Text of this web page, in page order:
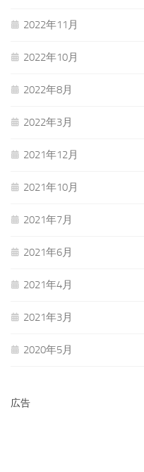
2022年11月
2022年10月
2022年8月
2022年3月
2021年12月
2021年10月
2021年7月
2021年6月
2021年4月
2021年3月
2020年5月
広告